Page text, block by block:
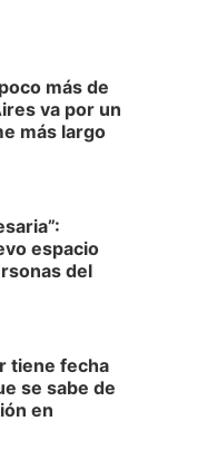
más de
va por un
más largo
espacio
del
tiene fecha
se sabe de
en